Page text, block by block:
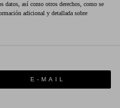
datos, así como otros derechos, como se
adicional y detallada sobre
E-MAIL